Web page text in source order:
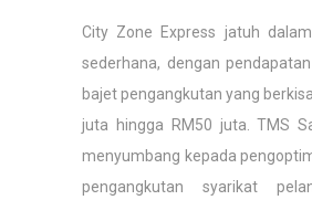
City Zone Express jatuh
sederhana, dengan
bajet pengangkutan yang
juta hingga RM50 juta. TMS
menyumbang kepada
pengangkutan syarikat